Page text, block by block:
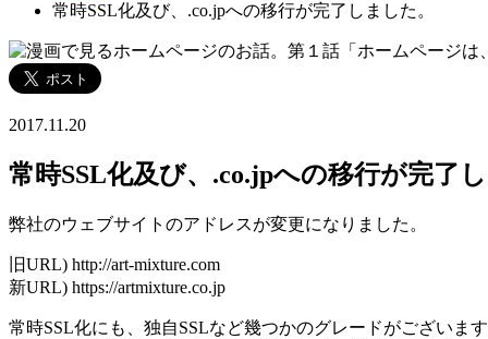
常時SSL化及び、.co.jpへの移行が完了しました。
2017.11.20
常時SSL化及び、.co.jpへの移行が完了し
弊社のウェブサイトのアドレスが変更になりました。
旧URL) http://art-mixture.com
新URL) https://artmixture.co.jp
常時SSL化にも、独自SSLなど幾つかのグレードがございま